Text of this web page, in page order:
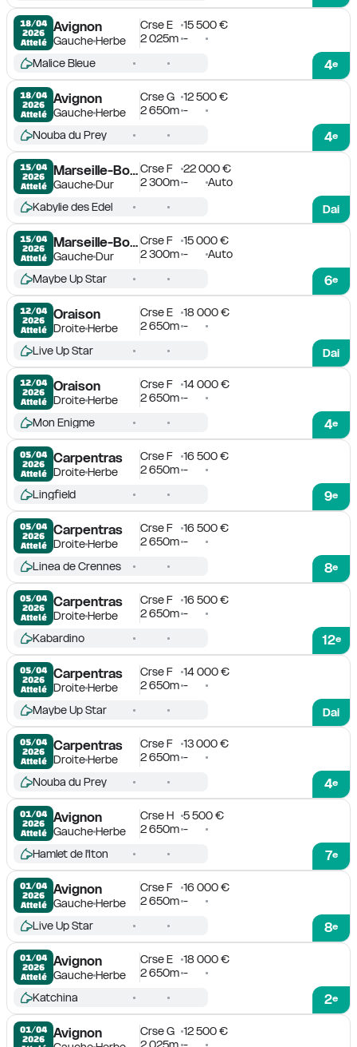
18/04
2026
Attelé
Avignon
GaucheHerbe
Crse E
15 500 €
2 025m -
4e
Malice Bleue
18/04
2026
Attelé
Avignon
GaucheHerbe
Crse G
12 500 €
2 650m -
4e
Nouba du Prey
15/04
2026
Attelé
Marseille-Borély
GaucheDur
Crse F
22 000 €
2 300m -
Auto
Dai
Kabylie des Edel
15/04
2026
Attelé
Marseille-Borély
GaucheDur
Crse F
15 000 €
2 300m - Auto
6e
Maybe Up Star
12/04
2026
Attelé
Oraison
DroiteHerbe
Crse E
18 000 €
2 650m -
Dai
Live Up Star
12/04
2026
Attelé
Oraison
DroiteHerbe
Crse F
14 000 €
2 650m -
4e
Mon Enigme
05/04
2026
Attelé
Carpentras
DroiteHerbe
Crse F
16 500 €
2 650m -
9e
Lingfield
05/04
2026
Attelé
Carpentras
DroiteHerbe
Crse F
16 500 €
2 650m -
8e
Linea de Crennes
05/04
2026
Attelé
Carpentras
DroiteHerbe
Crse F
16 500 €
2 650m -
12e
Kabardino
05/04
2026
Attelé
Carpentras
DroiteHerbe
Crse F
14 000 €
2 650m -
Dai
Maybe Up Star
05/04
2026
Attelé
Carpentras
DroiteHerbe
Crse F
13 000 €
2 650m -
4e
Nouba du Prey
01/04
2026
Attelé
Avignon
GaucheHerbe
Crse H
5 500 €
2 650m -
7e
Hamlet de l'Iton
01/04
2026
Attelé
Avignon
GaucheHerbe
Crse F
16 000 €
2 650m -
8e
Live Up Star
01/04
2026
Attelé
Avignon
GaucheHerbe
Crse E
18 000 €
2 650m -
2e
Katchina
01/04
2026
Avignon Crse G
12 500 €